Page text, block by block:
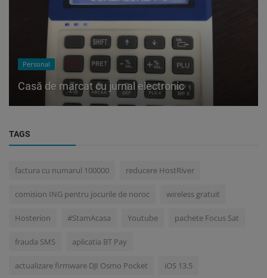
Personal
Casă de marcat cu jurnal electronic
TAGS
factura cu numarul 100000 reducere HostRiver
comision ING pentru jocurile de noroc wireless gratuit
Hosterion #StamAcasa Youtube pachete Focus Sat
frauda SMS aplicatia BT Pay
actualizare firmware DJI Osmo Pocket iOS 13.5